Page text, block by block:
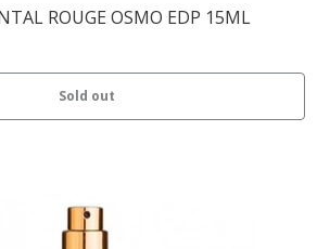
ROUGE OSMO EDP 15ML
Sold out